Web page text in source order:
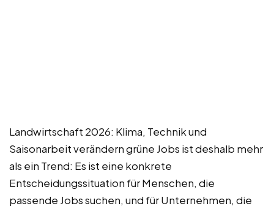
Landwirtschaft 2026: Klima, Technik und
Saisonarbeit verändern grüne Jobs ist deshalb mehr
als ein Trend: Es ist eine konkrete
Entscheidungssituation für Menschen, die
passende Jobs suchen, und für Unternehmen, die